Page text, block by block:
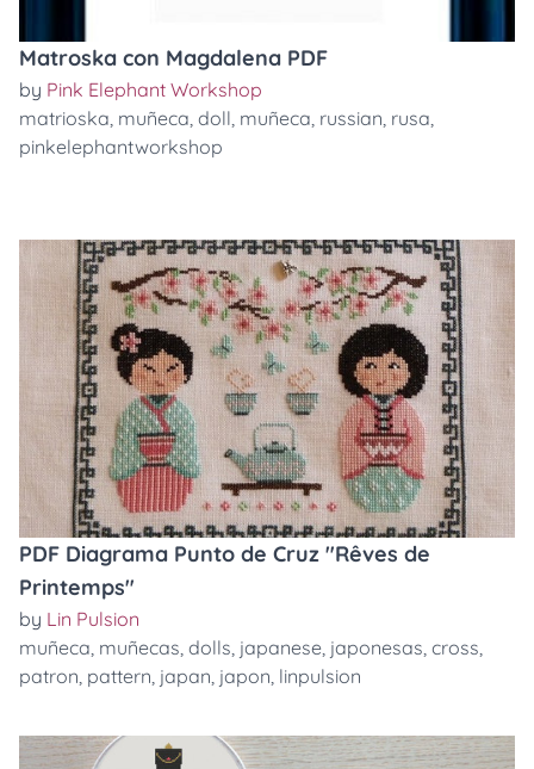
Matroska con Magdalena PDF
by Pink Elephant Workshop
matrioska, muñeca, doll, muñeca, russian, rusa,
pinkelephantworkshop
PDF Diagrama Punto de Cruz "Rêves de
Printemps"
by Lin Pulsion
muñeca, muñecas, dolls, japanese, japonesas, cross,
patron, pattern, japan, japon, linpulsion